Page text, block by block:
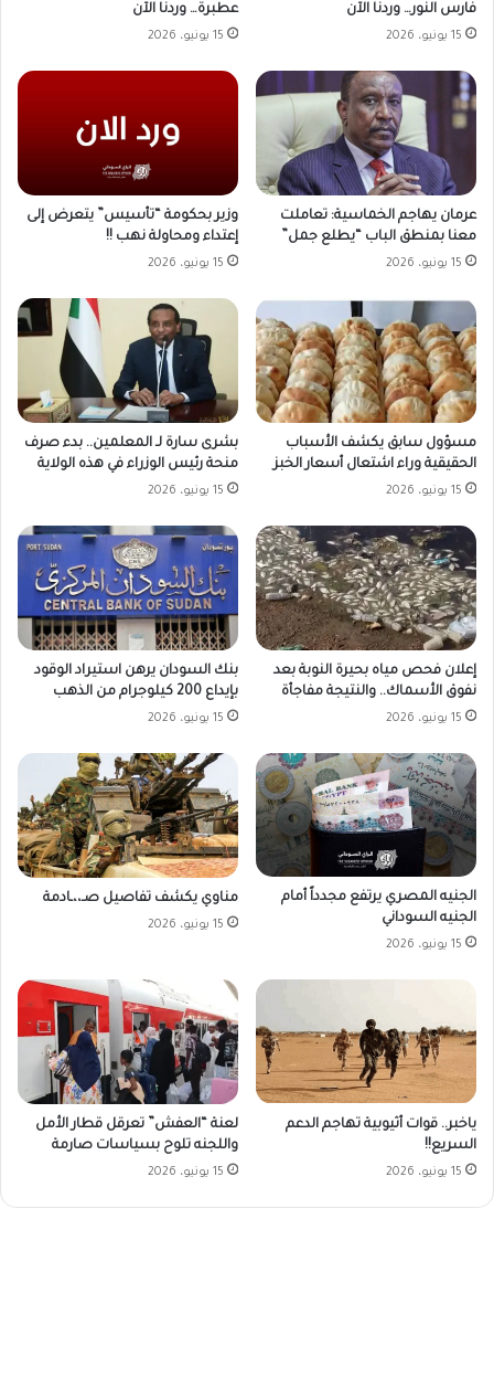
فارس النور… وردنا الآن
15 يونيو، 2026
عطبرة… وردنا الآن
15 يونيو، 2026
عرمان يهاجم الخماسية: تعاملت
معنا بمنطق الباب “يطلع جمل”
15 يونيو، 2026
وزير بحكومة “تأسيس” يتعرض إلى
إعتداء ومحاولة نهب !!
15 يونيو، 2026
مسؤول سابق يكشف الأسباب
الحقيقية وراء اشتعال أسعار الخبز
15 يونيو، 2026
بشرى سارة لـ المعلمين.. بدء صرف
منحة رئيس الوزراء في هذه الولاية
15 يونيو، 2026
إعلان فحص مياه بحيرة النوبة بعد
نفوق الأسماك.. والنتيجة مفاجأة
15 يونيو، 2026
بنك السودان يرهن استيراد الوقود
بإيداع 200 كيلوجرام من الذهب
15 يونيو، 2026
الجنيه المصري يرتفع مجدداً أمام
الجنيه السوداني
15 يونيو، 2026
مناوي يكشف تفاصيل صـ،،ـادمة
15 يونيو، 2026
ياخبر.. قوات أثيوبية تهاجم الدعم
السريع!!
15 يونيو، 2026
لعنة “العفش” تعرقل قطار الأمل
واللجنه تلوح بسياسات صارمة
15 يونيو، 2026